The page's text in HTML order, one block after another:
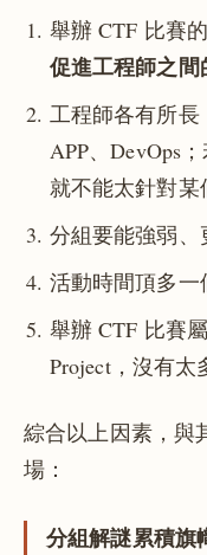
舉辦 CTF 比賽
促進工程師之間
工程師各有所長
APP、DevOps
就不能太針對某
分組要能強弱
活動時間頂多一
舉辦 CTF 比賽
Project，沒有太
綜合以上因素，與
場：
分組解謎累積旗